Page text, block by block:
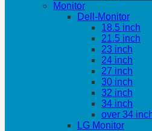
Monitor
Dell-Monitor
18.5 inch
21.5 inch
23 inch
24 inch
27 inch
30 inch
32 inch
34 inch
over 34
LG Monitor